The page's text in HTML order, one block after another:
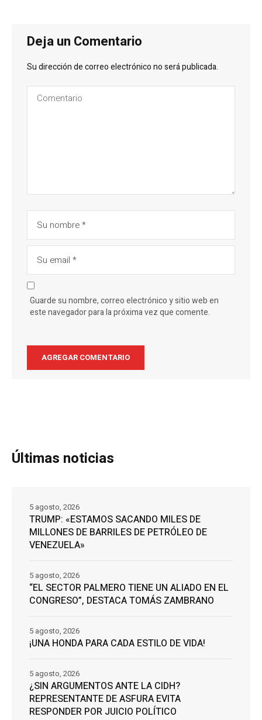
Deja un Comentario
Su dirección de correo electrónico no será publicada.
Guarde su nombre, correo electrónico y sitio web en
este navegador para la próxima vez que comente.
Últimas noticias
TRUMP: «ESTAMOS SACANDO MILES DE
MILLONES DE BARRILES DE PETRÓLEO DE
VENEZUELA»
5 agosto, 2026
“EL SECTOR PALMERO TIENE UN ALIADO EN EL
CONGRESO”, DESTACA TOMÁS ZAMBRANO
5 agosto, 2026
¡UNA HONDA PARA CADA ESTILO DE VIDA!
5 agosto, 2026
¿SIN ARGUMENTOS ANTE LA CIDH?
REPRESENTANTE DE ASFURA EVITA
RESPONDER POR JUICIO POLÍTICO
5 agosto, 2026